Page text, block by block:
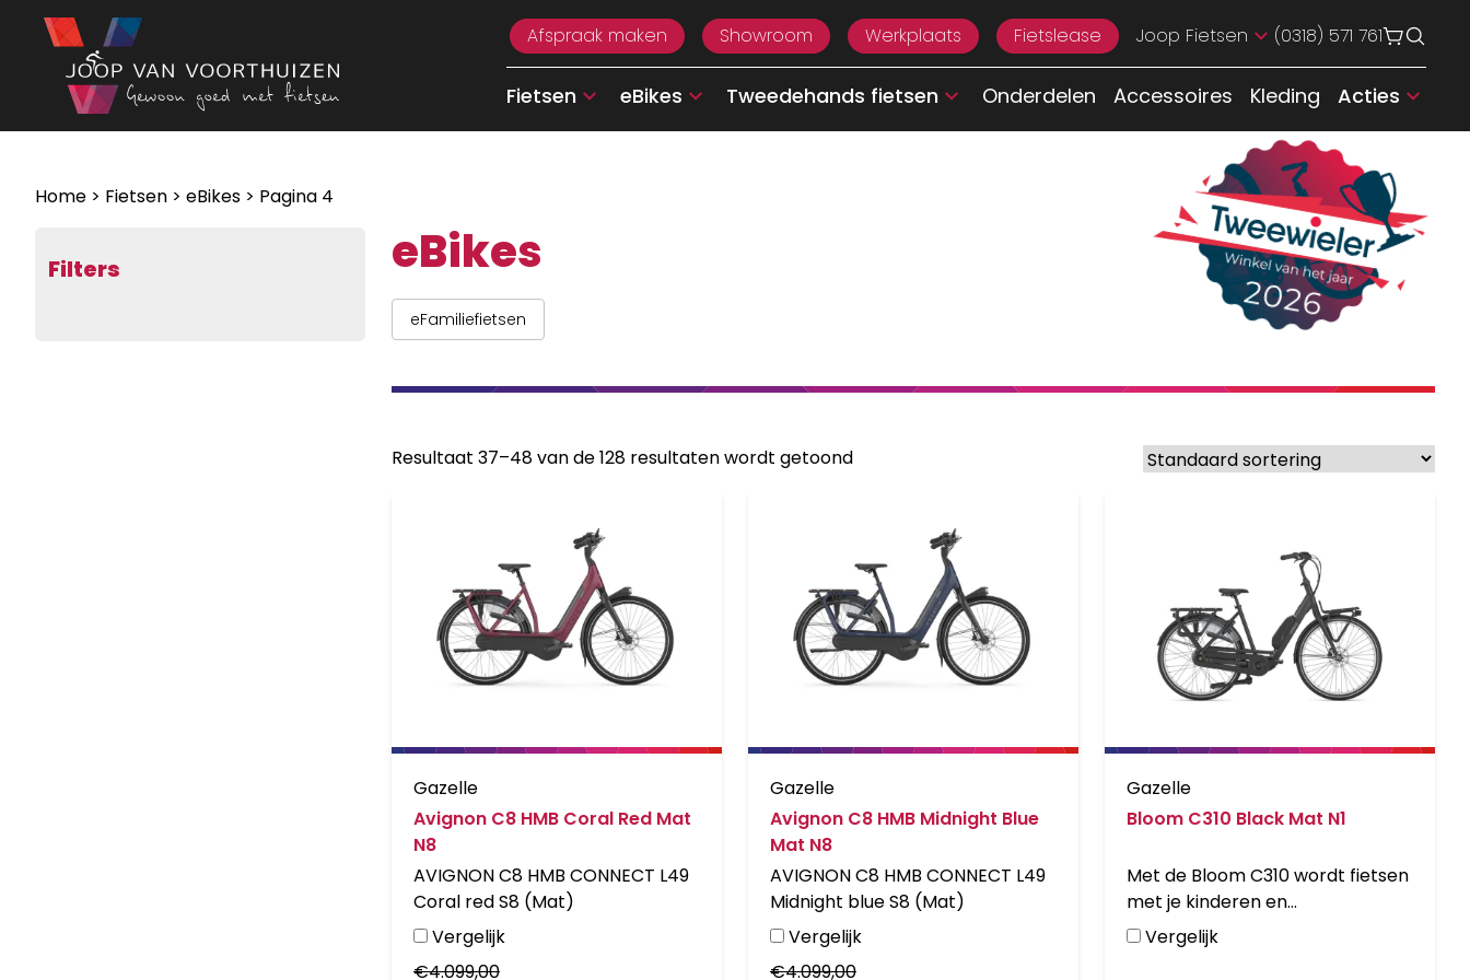
Ga naar de inhoud
Afspraak maken
Showroom Werkplaats Fietslease Joop Fietsen (0318) 571 761
Fietsen eBikes Tweedehands fietsen Onderdelen Accessoires Kleding Acties
Home > Fietsen > eBikes > Pagina 4
Filters eBikes
eFamiliefietsen
Resultaat 37–48 van de 128 resultaten wordt getoond
Gazelle
Avignon C8 HMB Coral Red Mat
N8
AVIGNON C8 HMB CONNECT L49
Coral red S8 (Mat)
Vergelijk
€4.099,00
Gazelle
Avignon C8 HMB Midnight Blue
Mat N8
AVIGNON C8 HMB CONNECT L49
Midnight blue S8 (Mat)
Vergelijk
€4.099,00
Gazelle
Bloom C310 Black Mat N1
Met de Bloom C310 wordt fietsen
met je kinderen en
boodschappen doen een feestje.
Op- en afstappen gaat
Vergelijk